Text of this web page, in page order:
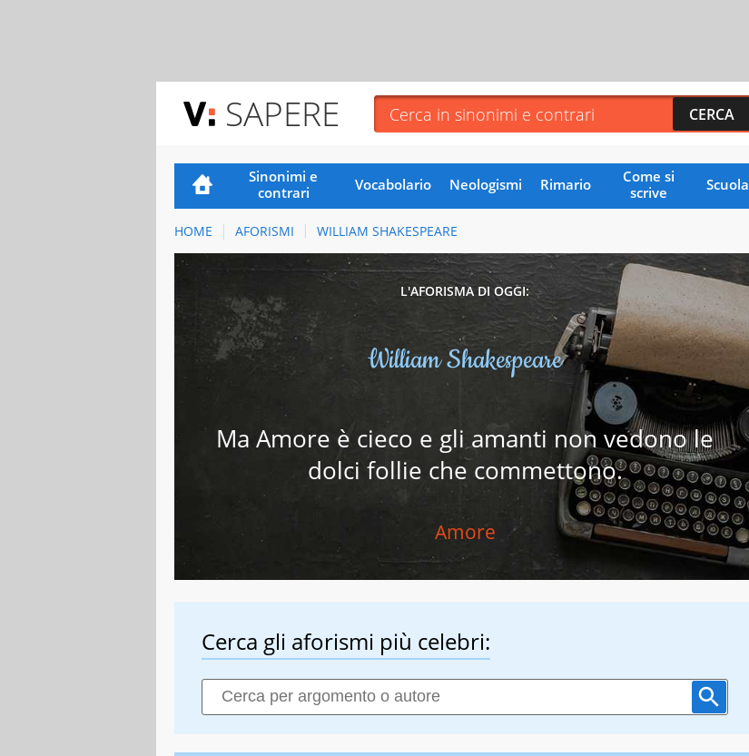
SAPERE
Sinonimi e
contrari
Vocabolario Neologismi Rimario
Come si
scrive
Scuola
HOME AFORISMI WILLIAM SHAKESPEARE
L'AFORISMA DI OGGI:
William Shakespeare
Ma Amore è cieco e gli amanti non vedono le
dolci follie che commettono.
Amore
Cerca gli aforismi più celebri: